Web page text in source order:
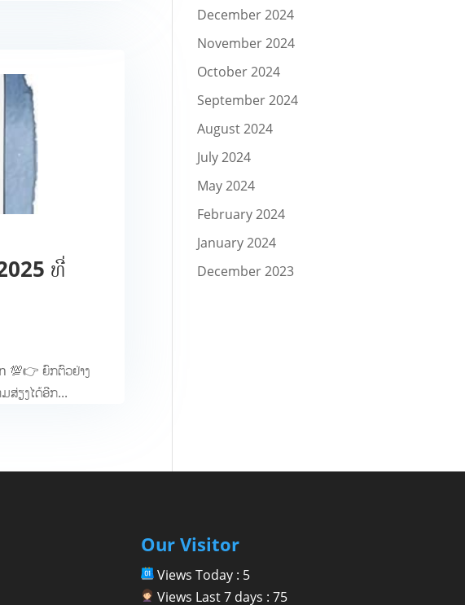
ທີ່
💯👉 ຍົກຕົວຢ່າງ
ສ່ຽງໄດ້ອີກ...
December 2024
November 2024
October 2024
September 2024
August 2024
July 2024
May 2024
February 2024
January 2024
December 2023
Our Visitor
Views Today : 5
Views Last 7 days : 75